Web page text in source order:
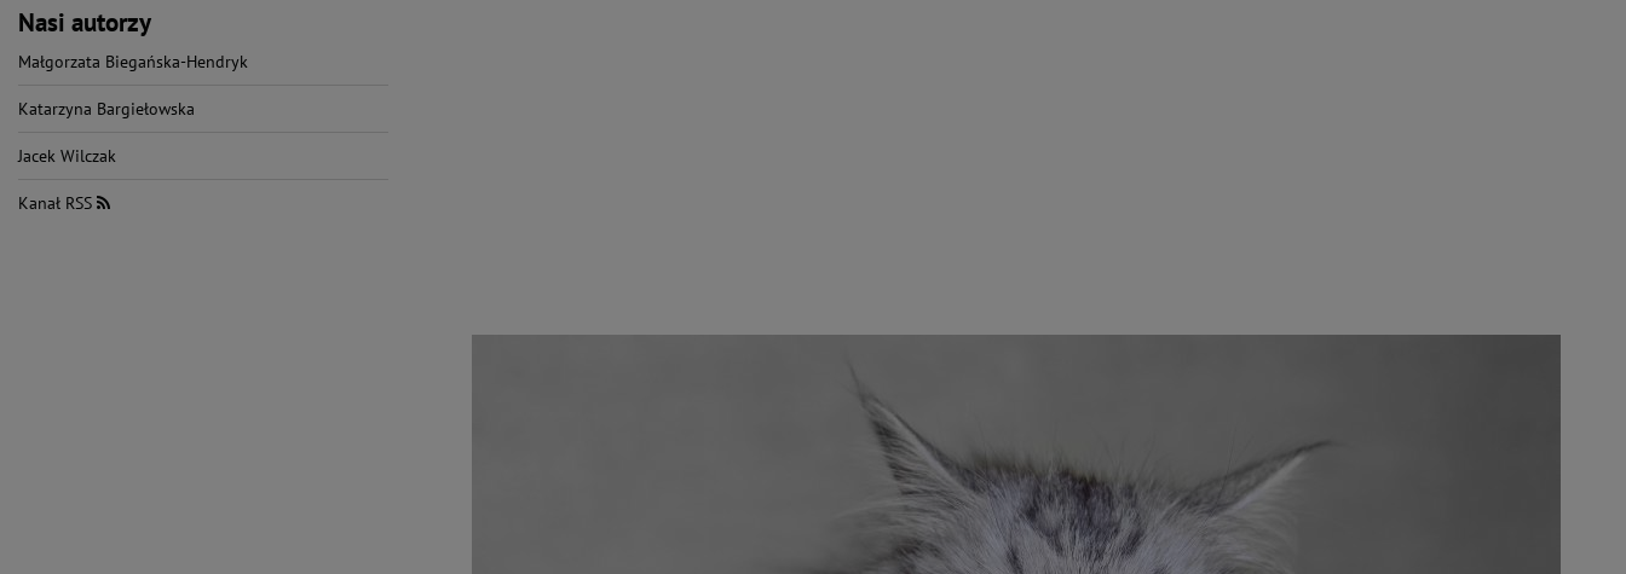
Nasi autorzy
Małgorzata Biegańska-Hendryk
Katarzyna Bargiełowska
Jacek Wilczak
Kanał RSS